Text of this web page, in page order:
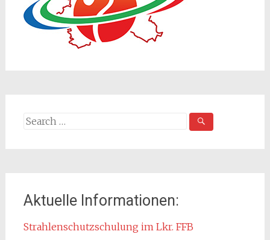
Search
Aktuelle Informationen:
Strahlenschutzschulung im Lkr. FFB